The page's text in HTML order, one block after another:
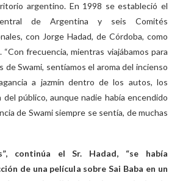
argentino. En 1998 se estableció el
de Argentina y seis Comités
con Jorge Hadad, de Córdoba, como
frecuencia, mientras viajábamos para
de Swami, sentíamos el aroma del incienso
a jazmín dentro de los autos, los
público, aunque nadie había encendido
de Swami siempre se sentía, de muchas
continúa el Sr. Hadad, “se había
de una película sobre Sai Baba en un